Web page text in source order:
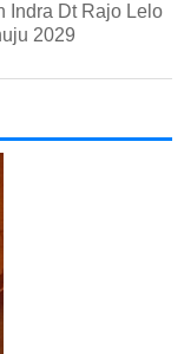
Indra Dt Rajo Lelo
2029